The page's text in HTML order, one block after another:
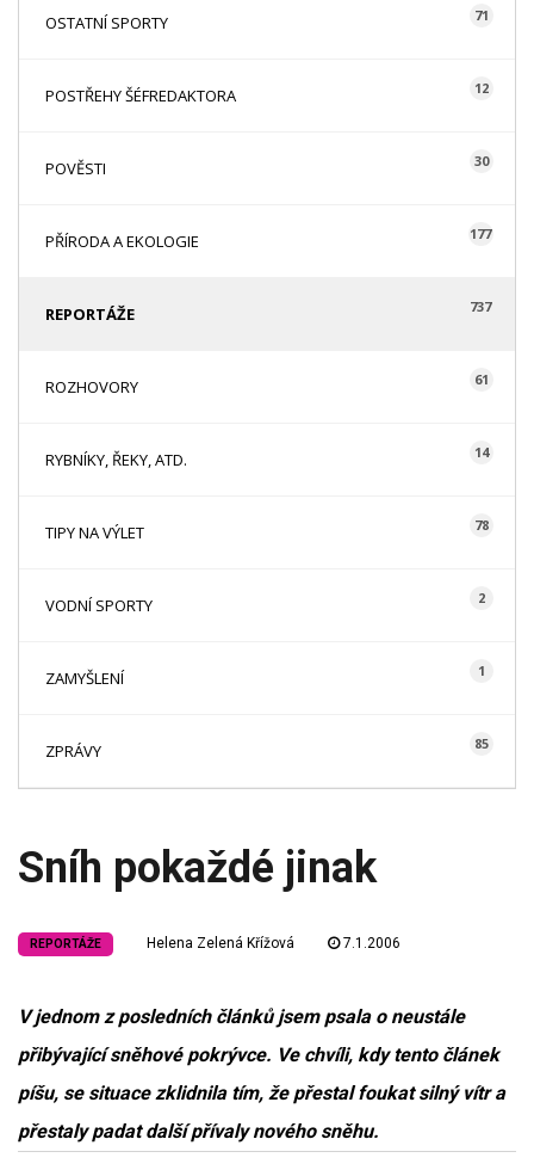
OSTATNÍ SPORTY 71
POSTŘEHY ŠÉFREDAKTORA 12
POVĚSTI 30
PŘÍRODA A EKOLOGIE 177
REPORTÁŽE 737
ROZHOVORY 61
RYBNÍKY, ŘEKY, ATD. 14
TIPY NA VÝLET 78
VODNÍ SPORTY 2
ZAMYŠLENÍ 1
ZPRÁVY 85
Sníh pokaždé jinak
REPORTÁŽE Helena Zelená Křížová 7.1.2006
V jednom z posledních článků jsem psala o neustále
přibývající sněhové pokrývce. Ve chvíli, kdy tento článek
píšu, se situace zklidnila tím, že přestal foukat silný vítr a
přestaly padat další přívaly nového sněhu.